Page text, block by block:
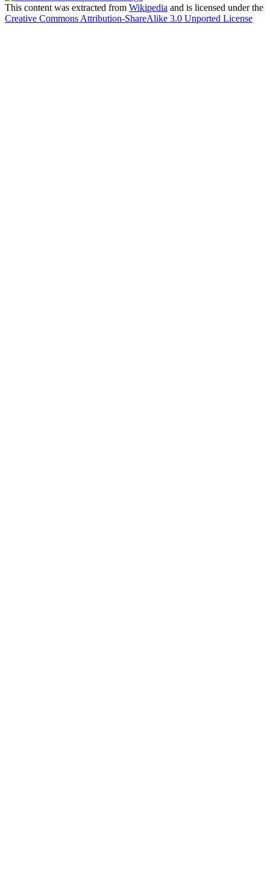
This content was extracted from Wikipedia and is licensed under the
Creative Commons Attribution-ShareAlike 3.0 Unported License